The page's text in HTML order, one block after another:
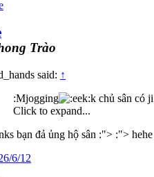
Trào
said: ↑
:Mjogging
k chủ sân có
Click to expand...
bạn đả ủng hộ sân :"> :"> hehe
6/12